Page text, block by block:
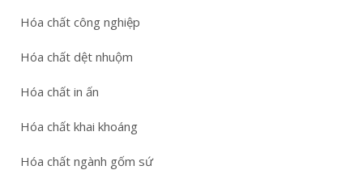
Hóa chất công nghiệp
Hóa chất dệt nhuộm
Hóa chất in ấn
Hóa chất khai khoáng
Hóa chất ngành gốm sứ